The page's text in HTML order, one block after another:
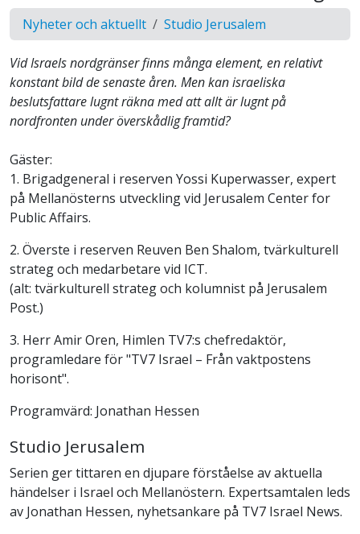
Nyheter och aktuellt Studio Jerusalem
Vid Israels nordgränser finns många element, en relativt
konstant bild de senaste åren. Men kan israeliska
beslutsfattare lugnt räkna med att allt är lugnt på
nordfronten under överskådlig framtid?
Gäster:
1. Brigadgeneral i reserven Yossi Kuperwasser, expert
på Mellanösterns utveckling vid Jerusalem Center for
Public Affairs.
2. Överste i reserven Reuven Ben Shalom, tvärkulturell
strateg och medarbetare vid ICT.
(alt: tvärkulturell strateg och kolumnist på Jerusalem
Post.)
3. Herr Amir Oren, Himlen TV7:s chefredaktör,
programledare för "TV7 Israel – Från vaktpostens
horisont".
Programvärd: Jonathan Hessen
Studio Jerusalem
Serien ger tittaren en djupare förståelse av aktuella
händelser i Israel och Mellanöstern. Expertsamtalen leds
av Jonathan Hessen, nyhetsankare på TV7 Israel News.